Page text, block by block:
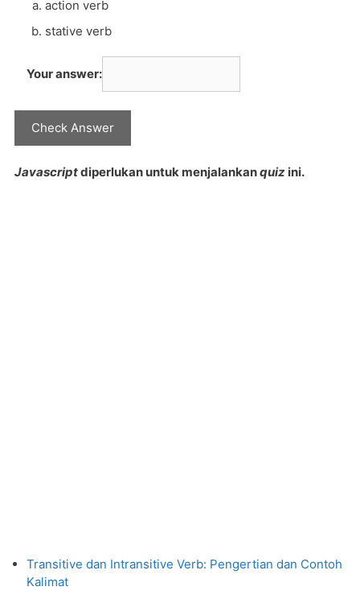
action verb
stative verb
Your answer:
Javascriptdiperlukan untuk menjalankanquiz ini.
Transitive dan Intransitive Verb: Pengertian dan Contoh
Kalimat